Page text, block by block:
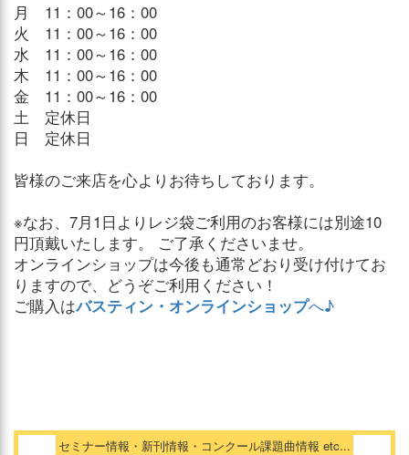
月 11：00～16：00
火 11：00～16：00
水 11：00～16：00
木 11：00～16：00
金 11：00～16：00
土 定休日
日 定休日
皆様のご来店を心よりお待ちしております。
※なお、7月1日よりレジ袋ご利用のお客様には別途10
円頂戴いたします。 ご了承くださいませ。
オンラインショップは今後も通常どおり受け付けてお
りますので、どうぞご利用ください！
ご購入はバスティン・オンラインショップへ♪
セミナー情報・新刊情報・コンクール課題曲情報 etc...